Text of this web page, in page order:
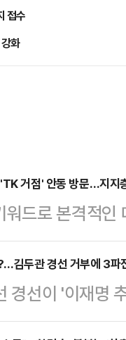
접수
화
거점' 안동 방문…지지
드로 본격적
통적인 보수 텃
으로 흔들리는
온다.김문수 전
관유도회 경북
김두관 경선 거부에 3파
경선이 '이재명
화되는 모양새